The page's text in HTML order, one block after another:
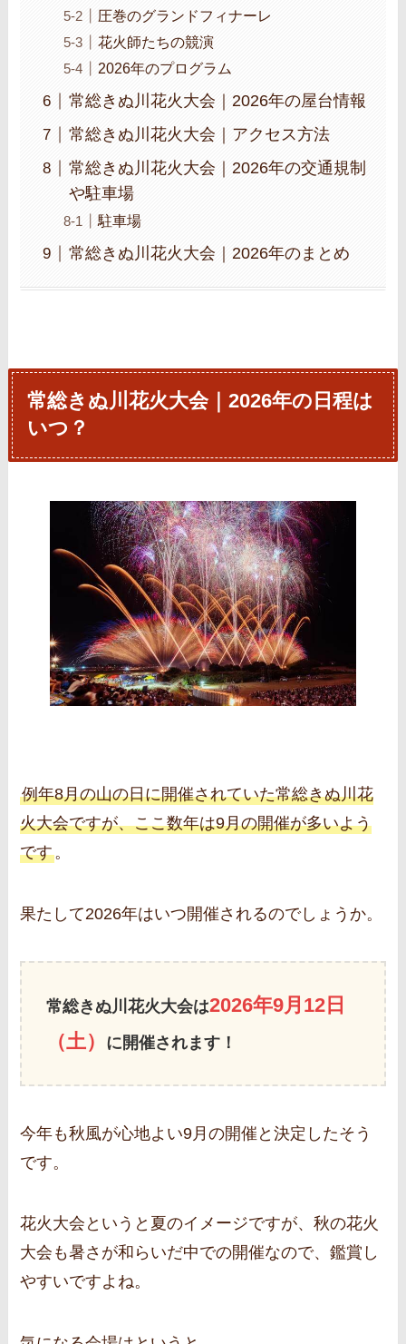
圧巻のグランドフィナーレ
花火師たちの競演
2026年のプログラム
常総きぬ川花火大会｜2026年の屋台情報
常総きぬ川花火大会｜アクセス方法
常総きぬ川花火大会｜2026年の交通規制
や駐車場
駐車場
常総きぬ川花火大会｜2026年のまとめ
常総きぬ川花火大会｜2026年の日程は
いつ？
例年8月の山の日に開催されていた常総きぬ川花
火大会ですが、ここ数年は9月の開催が多いよう
です。
果たして2026年はいつ開催されるのでしょうか。
常総きぬ川花火大会は2026年9月12日
（土）
に開催されます！
今年も秋風が心地よい9月の開催と決定したそう
です。
花火大会というと夏のイメージですが、秋の花火
大会も暑さが和らいだ中での開催なので、鑑賞し
やすいですよね。